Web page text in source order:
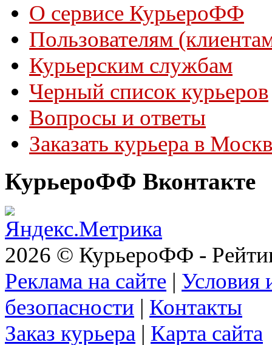
О сервисе КурьероФФ
Пользователям
Курьерским службам
Черный список курьеров
Вопросы и ответы
Заказать курьера в
КурьероФФ Вконтакте
2026 © КурьероФФ -
Реклама на сайте | Условия
безопасности | Контакты
Заказ курьера | Карта сайта